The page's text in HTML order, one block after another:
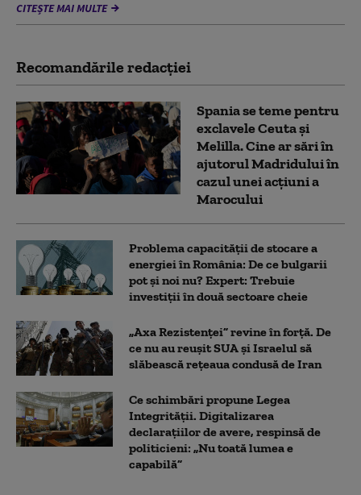
CITEȘTE MAI MULTE
Recomandările redacţiei
Spania se teme pentru
exclavele Ceuta și
Melilla. Cine ar sări în
ajutorul Madridului în
cazul unei acțiuni a
Marocului
Problema capacității de stocare a
energiei în România: De ce bulgarii
pot și noi nu? Expert: Trebuie
investiții în două sectoare cheie
„Axa Rezistenței” revine în forță. De
ce nu au reușit SUA și Israelul să
slăbească rețeaua condusă de Iran
Ce schimbări propune Legea
Integrității. Digitalizarea
declarațiilor de avere, respinsă de
politicieni: „Nu toată lumea e
capabilă”